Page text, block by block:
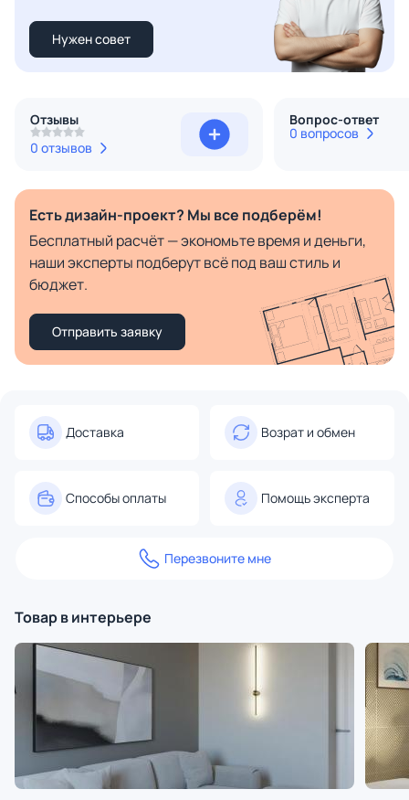
Нужен совет
Отзывы
0 отзывов
Вопрос-ответ
0 вопросов
Есть дизайн-проект? Мы все подберём!
Бесплатный расчёт — экономьте время и деньги,
наши эксперты подберут всё под ваш стиль и
бюджет.
Отправить заявку
Доставка Возрат и обмен
Способы оплаты Помощь эксперта
Перезвоните мне
Товар в интерьере